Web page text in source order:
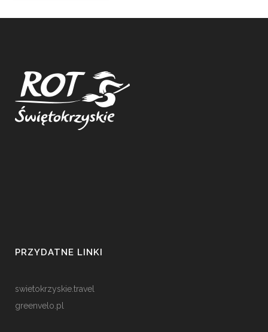
PRZYDATNE LINKI
swietokrzyskie.travel
greenvelo.pl